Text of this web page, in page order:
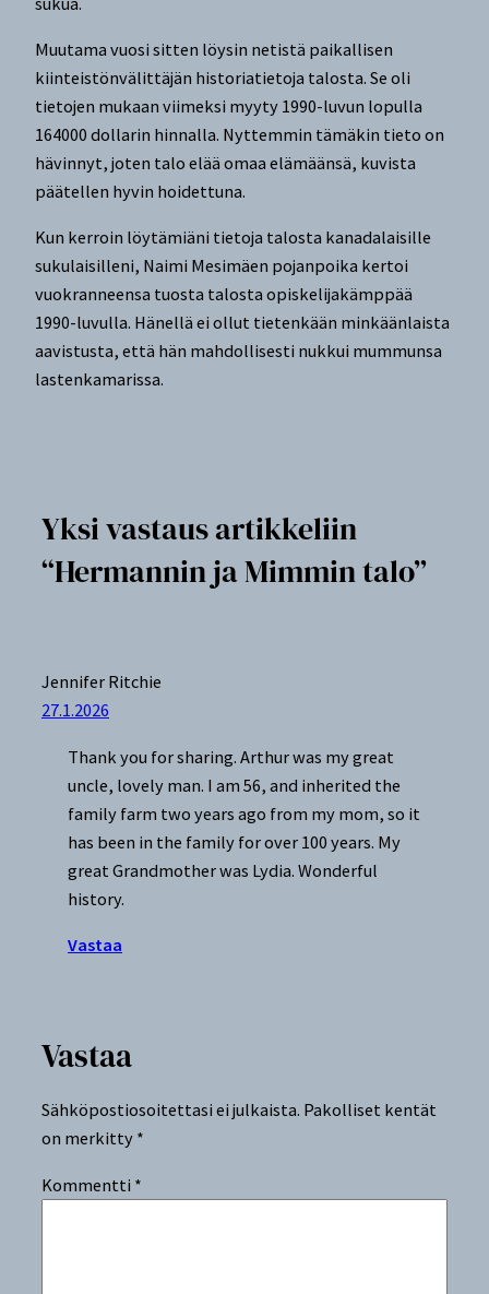
Muutama vuosi sitten löysin netistä paikallisen
kiinteistönvälittäjän historiatietoja talosta. Se oli
tietojen mukaan viimeksi myyty 1990-luvun lopulla
164000 dollarin hinnalla. Nyttemmin tämäkin tieto on
hävinnyt, joten talo elää omaa elämäänsä, kuvista
päätellen hyvin hoidettuna.
Kun kerroin löytämiäni tietoja talosta kanadalaisille
sukulaisilleni, Naimi Mesimäen pojanpoika kertoi
vuokranneensa tuosta talosta opiskelijakämppää
1990-luvulla. Hänellä ei ollut tietenkään minkäänlaista
aavistusta, että hän mahdollisesti nukkui mummunsa
lastenkamarissa.
Yksi vastaus artikkeliin
“Hermannin ja Mimmin talo”
Jennifer Ritchie
27.1.2026
Thank you for sharing. Arthur was my great
uncle, lovely man. I am 56, and inherited the
family farm two years ago from my mom, so it
has been in the family for over 100 years. My
great Grandmother was Lydia. Wonderful
history.
Vastaa
Vastaa
Sähköpostiosoitettasi ei julkaista. Pakolliset kentät
on merkitty *
Kommentti *